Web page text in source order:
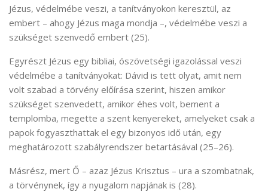
Jézus, védelmébe veszi, a tanítványokon keresztül, az
embert – ahogy Jézus maga mondja –, védelmébe veszi a
szükséget szenvedő embert (25).
Egyrészt Jézus egy bibliai, ószövetségi igazolással veszi
védelmébe a tanítványokat: Dávid is tett olyat, amit nem
volt szabad a törvény előírása szerint, hiszen amikor
szükséget szenvedett, amikor éhes volt, bement a
templomba, megette a szent kenyereket, amelyeket csak a
papok fogyaszthattak el egy bizonyos idő után, egy
meghatározott szabályrendszer betartásával (25–26).
Másrész, mert Ő – azaz Jézus Krisztus – ura a szombatnak,
a törvénynek, így a nyugalom napjának is (28).